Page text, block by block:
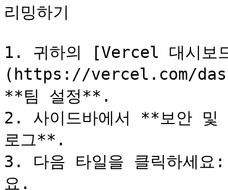
리밍하기
1. 귀하의 [Vercel 대시보
(https://vercel.com/
**팀 설정**.
2. 사이드바에서 **보안
로그**.
3. 다음 타일을 클릭하세
요.